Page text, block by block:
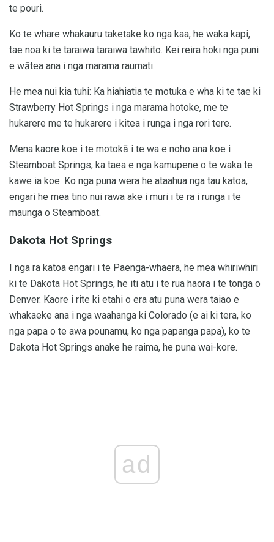
te pouri.
Ko te whare whakauru taketake ko nga kaa, he waka kapi,
tae noa ki te taraiwa taraiwa tawhito. Kei reira hoki nga puni
e wātea ana i nga marama raumati.
He mea nui kia tuhi: Ka hiahiatia te motuka e wha ki te tae ki
Strawberry Hot Springs i nga marama hotoke, me te
hukarere me te hukarere i kitea i runga i nga rori tere.
Mena kaore koe i te motokā i te wa e noho ana koe i
Steamboat Springs, ka taea e nga kamupene o te waka te
kawe ia koe. Ko nga puna wera he ataahua nga tau katoa,
engari he mea tino nui rawa ake i muri i te ra i runga i te
maunga o Steamboat.
Dakota Hot Springs
I nga ra katoa engari i te Paenga-whaera, he mea whiriwhiri
ki te Dakota Hot Springs, he iti atu i te rua haora i te tonga o
Denver. Kaore i rite ki etahi o era atu puna wera taiao e
whakaeke ana i nga waahanga ki Colorado (e ai ki tera, ko
nga papa o te awa pounamu, ko nga papanga papa), ko te
Dakota Hot Springs anake he raima, he puna wai-kore.
ad